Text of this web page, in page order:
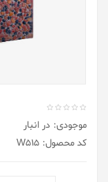
موجودی: در انبار
کد محصول: W515